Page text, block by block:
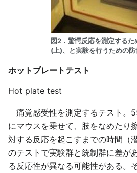
図2．驚愕反応を測定するた
(上)、と実験を行うための
ホットプレートテスト
Hot plate test
痛覚感受性を測定するテスト。
にマウスを乗せて、肢をなめたり
対する反応を起こすまでの時間（
のテストで実験群と統制群に差が
る反応性が異なる可能性がある。